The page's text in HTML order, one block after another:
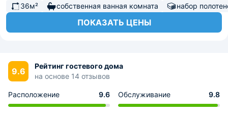
36м²
собственная ванная комната набор
ПОКАЗАТЬ ЦЕНЫ
9.6
Рейтинг гостевого дома
на основе 14 отзывов
Расположение 9.6 Обслуживание 9.8